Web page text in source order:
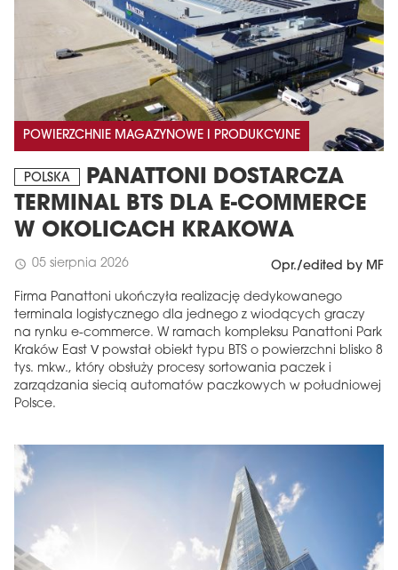
POWIERZCHNIE MAGAZYNOWE I PRODUKCYJNE
POLSKA
PANATTONI DOSTARCZA
TERMINAL BTS DLA E-COMMERCE
W OKOLICACH KRAKOWA
schedule 05 sierpnia 2026 Opr./edited by MF
Firma Panattoni ukończyła realizację dedykowanego
terminala logistycznego dla jednego z wiodących graczy
na rynku e-commerce. W ramach kompleksu Panattoni Park
Kraków East V powstał obiekt typu BTS o powierzchni blisko 8
tys. mkw., który obsłuży procesy sortowania paczek i
zarządzania siecią automatów paczkowych w południowej
Polsce.